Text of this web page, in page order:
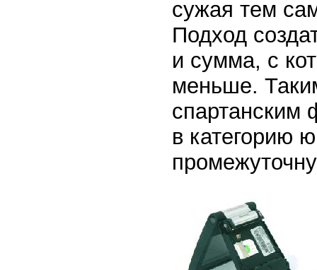
сужая тем
Подход
и сумма, с
меньше.
в категорию